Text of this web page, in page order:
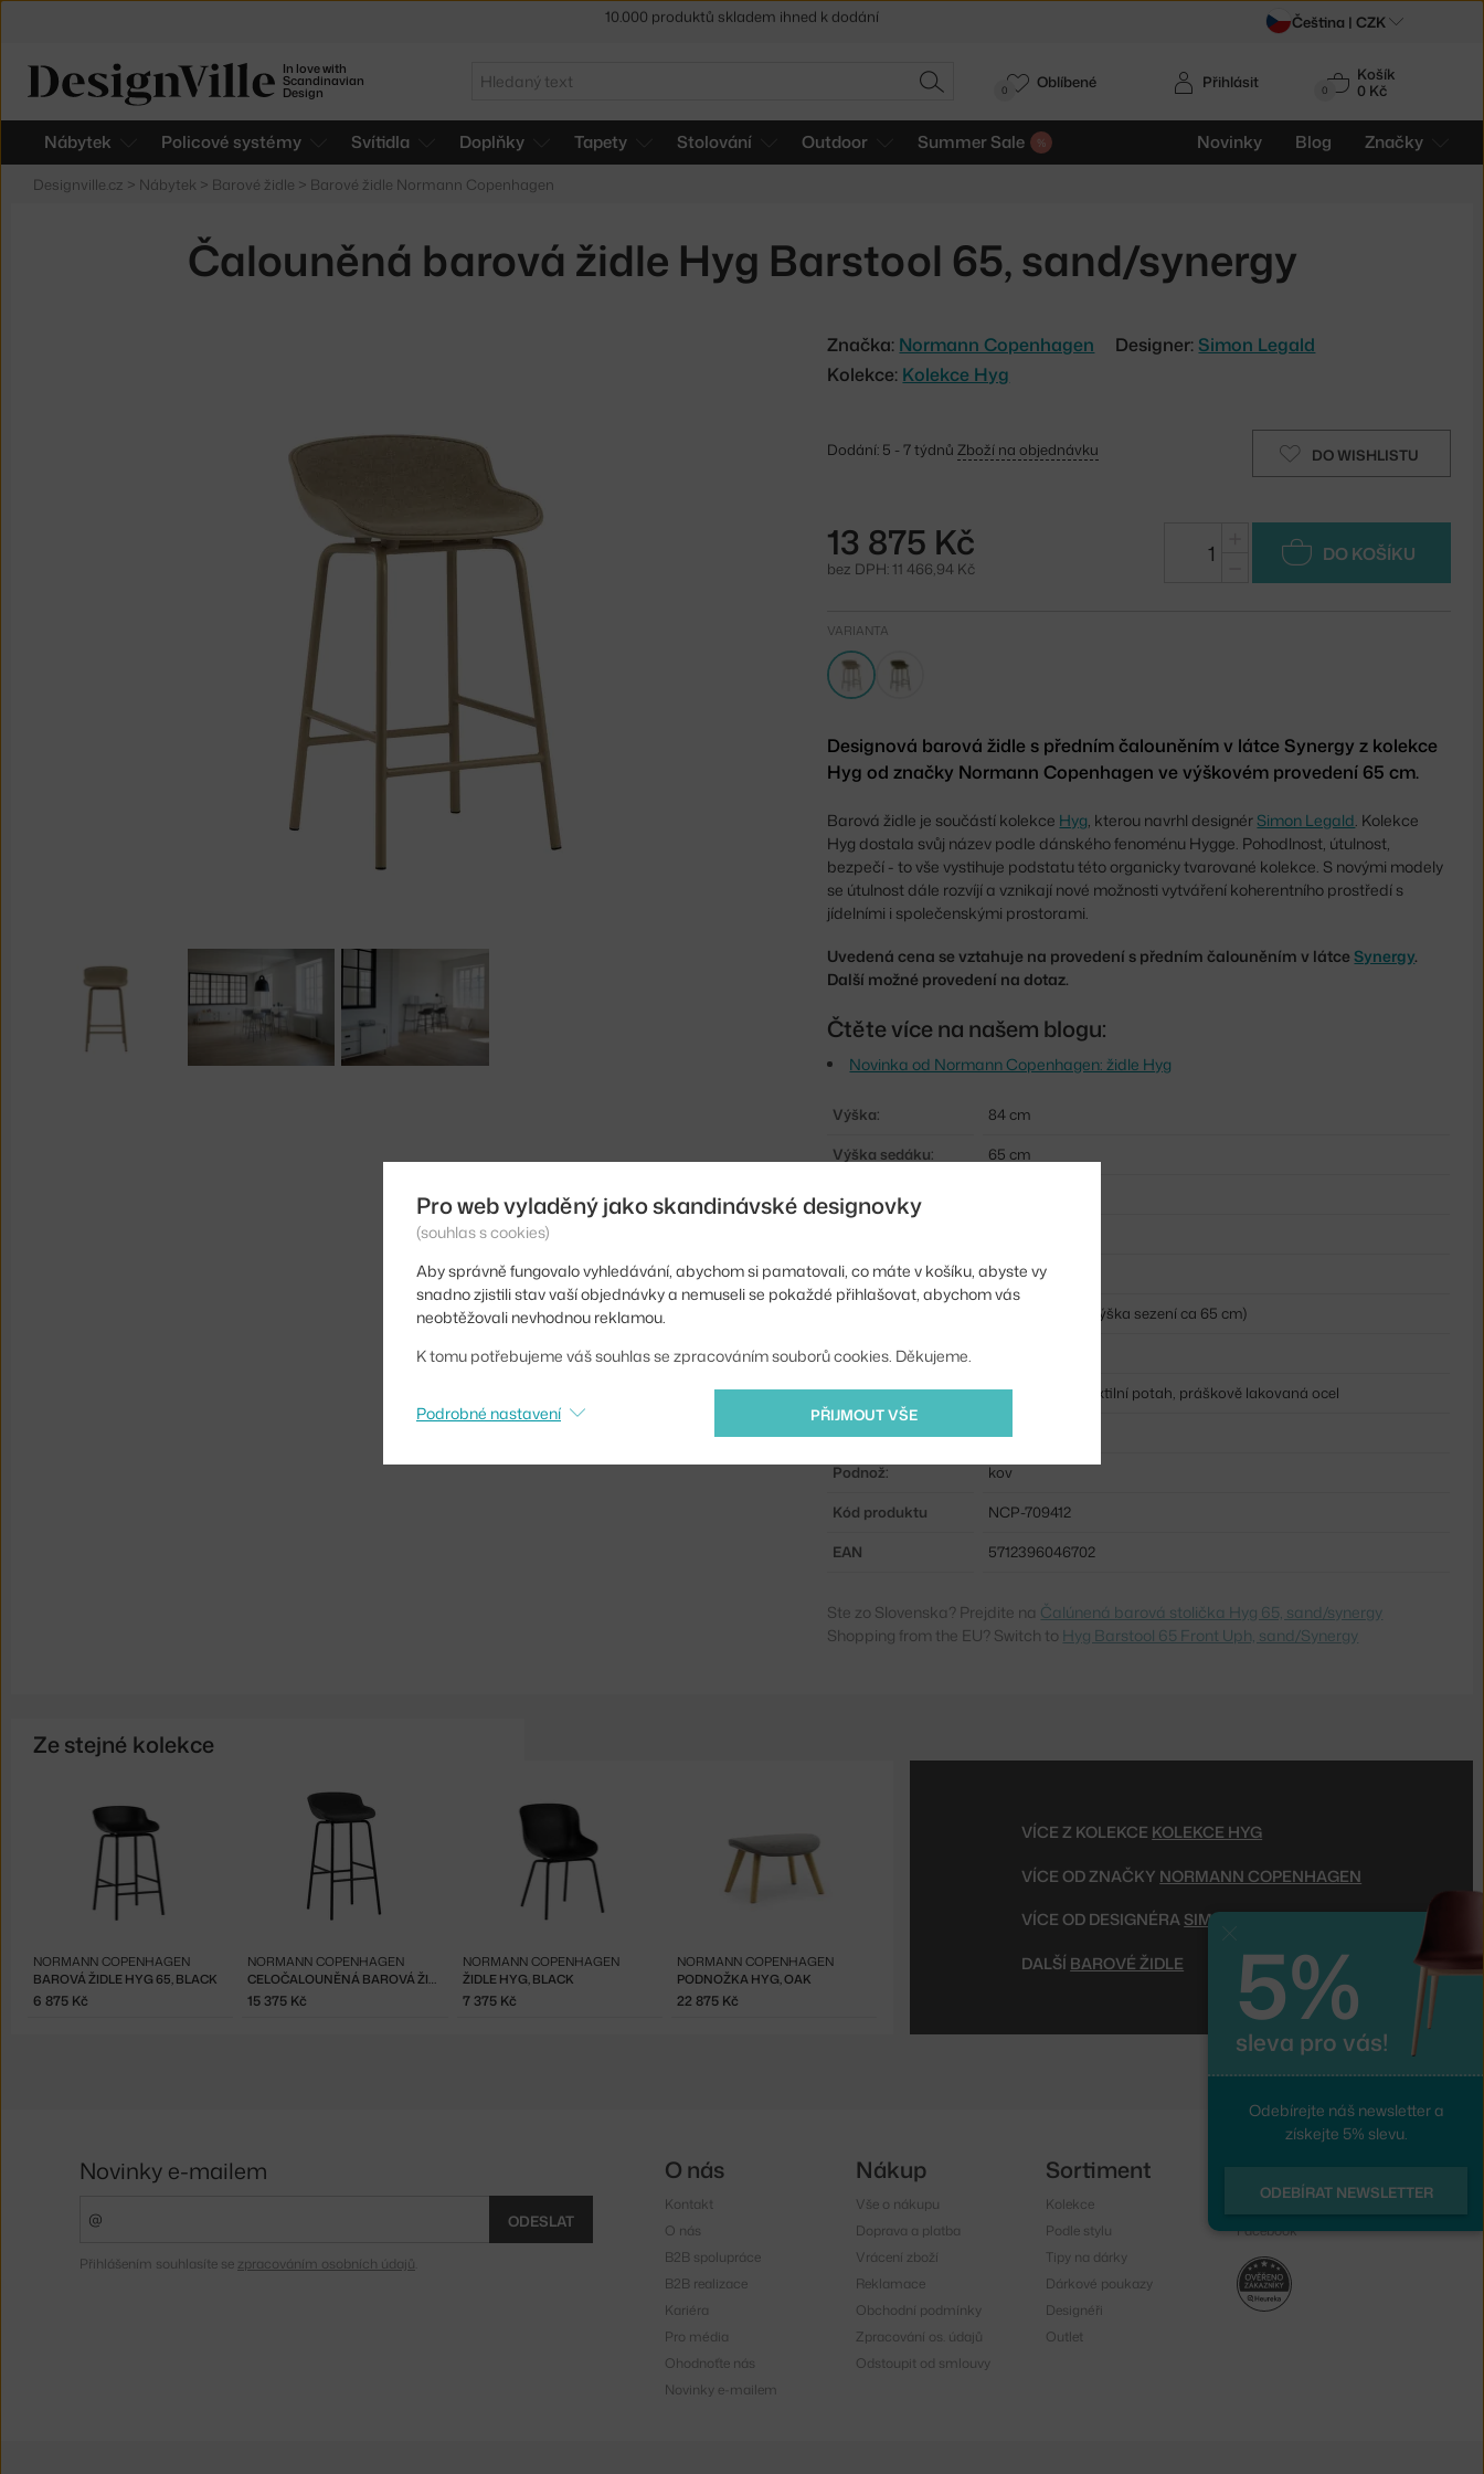
In love with
Scandinavian
Design
Hledat
HLEDAT 0
Košík
0 Kč
Nábytek Policové systémy Svítidla Doplňky Tapety Stolování Outdoor Summer Sale Novinky Blog Značky
Přihlásit
0 Oblíbené
Designville.cz > Nábytek > Barové židle > Barové židle Normann Copenhagen
Čalouněná barová židle Hyg Barstool 65, sand/synergy
Značka: Normann Copenhagen Designer: Simon Legald
Kolekce: Kolekce Hyg
DO WISHLISTU
Dodání: 5 - 7 týdnůZboží na objednávku
13 875 Kč
bez DPH: 11 466,94 Kč
DO KOŠÍKU
VARIANTA
Designová barová židle s předním čalouněním v látce Synergy z kolekce
Hyg od značky Normann Copenhagen ve výškovém provedení 65 cm.
Barová židle je součástí kolekce Hyg , kterou navrhl designér Simon Legald . Kolekce
Hyg dostala svůj název podle dánského fenoménu Hygge. Pohodlnost, útulnost,
bezpečí - to vše vystihuje podstatu této organicky tvarované kolekce. S novými modely
se útulnost dále rozvíjí a vznikají nové možnosti vytváření koherentního prostředí s
jídelními i společenskými prostorami.
Uvedená cena se vztahuje na provedení s předním čalouněním v látceSynergy.
Další možné provedení na dotaz.
Čtěte více na našem blogu:
Novinka od Normann Copenhagen: židle Hyg
Výška:
84 cm
Výška sedáku:
65 cm
Hloubka:
Hmotnost:
6 kg
nízká barovka (výška sezení ca 65 cm)
Barva:
Materiál:
polypropylen, textilní potah, práškově lakovaná ocel
Sedák:
čalouněný, plast
Podnož:
kov
Kód produktu
NCP-709412
EAN
5712396046702
Ste zo Slovenska? Prejdite na Čalúnená barová stolička Hyg 65, sand/synergy
Shopping from the EU? Switch to Hyg Barstool 65 Front Uph, sand/Synergy
Ze stejné kolekce
BAROVÁ ŽIDLE HYG 65, BLACK
NORMANN COPENHAGEN
6 875 Kč
CELOČALOUNĚNÁ BAROVÁ ŽIDLE HYG 75, BLACK/MAIN LINE FLAX
NORMANN COPENHAGEN
15 375 Kč
ŽIDLE HYG, BLACK
NORMANN COPENHAGEN
7 375 Kč
PODNOŽKA HYG, OAK
NORMANN COPENHAGEN
22 875 Kč
VÍCE Z KOLEKCE KOLEKCE HYG
VÍCE OD ZNAČKY NORMANN COPENHAGEN
VÍCE OD DESIGNÉRA SIMON LEGALD
DALŠÍ BAROVÉ ŽIDLE
Sleva 5 % pro odběratelenewsletteru Čeština | CZK
Pro web vyladěný jako skandinávské designovky
(souhlas s cookies)
Aby správně fungovalo vyhledávání, abychom si pamatovali, co máte v košíku, abyste vy
snadno zjistili stav vaší objednávky a nemuseli se pokaždé přihlašovat, abychom vás
neobtěžovali nevhodnou reklamou.
K tomu potřebujeme váš souhlas se zpracováním souborů cookies. Děkujeme.
PŘIJMOUT VŠE
Podrobné nastavení
5%
sleva pro vás!
Odebírejte náš newsletter a
získejte 5% slevu.
ODEBÍRAT NEWSLETTER
Novinky e-mailem
ODESLAT
Přihlášením souhlasíte se zpracováním osobních údajů
O nás
Kontakt
O nás
B2B spolupráce
B2B realizace
Kariéra
Pro média
Ohodnoťte nás
Novinky e-mailem
Nákup
Vše o nákupu
Doprava a platba
Vrácení zboží
Reklamace
Obchodní podmínky
Zpracování os. údajů
Odstoupit od smlouvy
Sortiment
Kolekce
Podle stylu
Tipy na dárky
Dárkové poukazy
Designéři
Outlet
Instagram
Facebook